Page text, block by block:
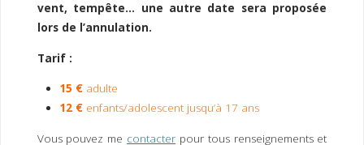
vent, tempête… une autre date sera proposée
lors de l’annulation.
Tarif :
15 €adulte
12 €enfants/adolescent jusqu’à 17 ans
Vous pouvez me contacter pour tous renseignements et